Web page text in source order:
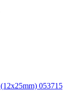
053715